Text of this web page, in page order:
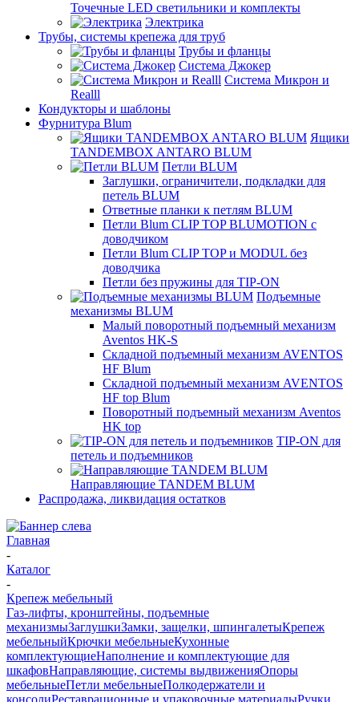
Точечные LED светильники и комплекты
Электрика
Трубы, системы крепежа для труб
Трубы и фланцы
Система Джокер
Система Микрон и
Realll
Кондукторы и шаблоны
Фурнитура Blum
Ящики
TANDEMBOX ANTARO BLUM
Петли BLUM
Заглушки, ограничители, подкладки для
петель BLUM
Ответные планки к петлям BLUM
Петли Blum CLIP TOP BLUMOTION с
доводчиком
Петли Blum CLIP TOP и MODUL без
доводчика
Петли без пружины для TIP-ON
Подъемные
механизмы BLUM
Малый поворотный подъемный механизм
Aventos HK-S
Складной подъемный механизм AVENTOS
HF Blum
Складной подъемный механизм AVENTOS
HF top Blum
Поворотный подъемный механизм Aventos
HK top
TIP-ON для
петель и подъемников
Направляющие TANDEM BLUM
Распродажа, ликвидация остатков
Главная
-
Каталог
-
Крепеж мебельный
Газ-лифты, кронштейны, подъемные
механизмыЗаглушкиЗамки, защелки, шпингалетыКрепеж
мебельныйКрючки мебельныеКухонные
комплектующиеНаполнение и комплектующие для
шкафовНаправляющие, системы выдвиженияОпоры
мебельныеПетли мебельныеПолкодержатели и
консолиРеставрационные и упаковочные материалыРучки